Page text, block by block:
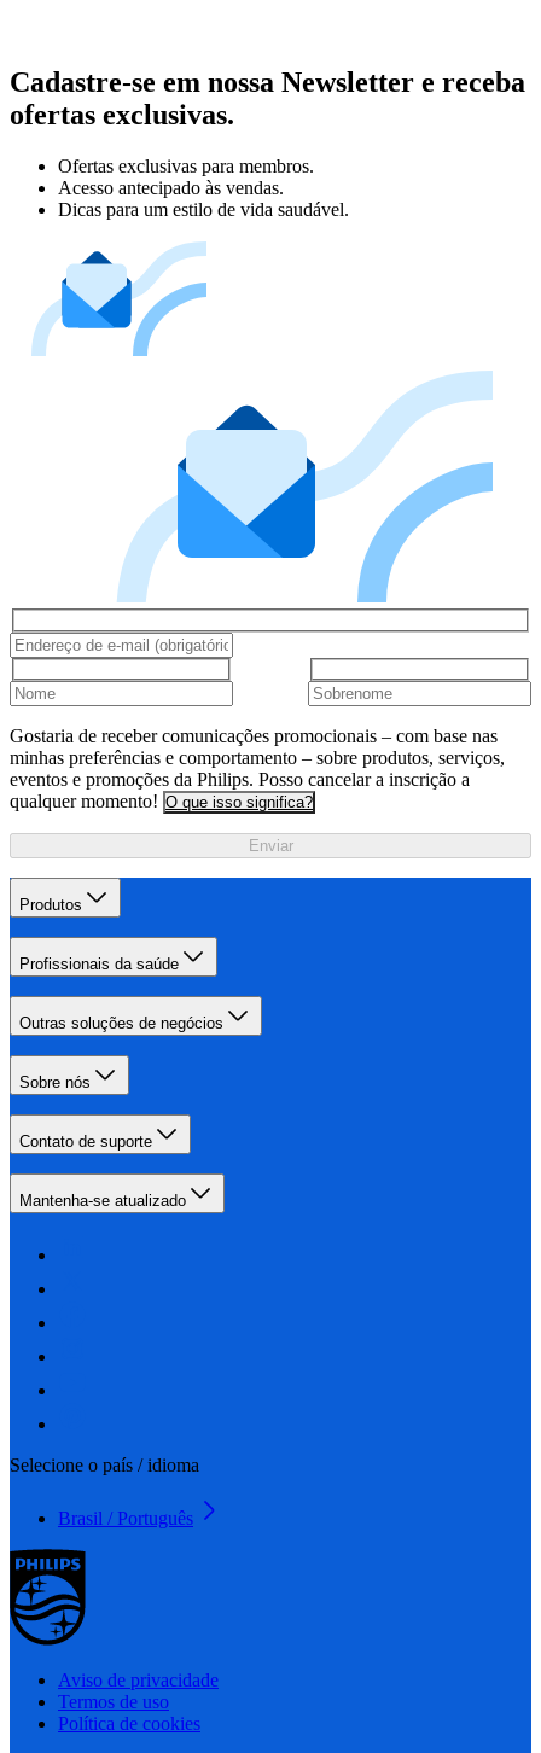
Cadastre-se em nossa Newsletter e receba
ofertas exclusivas.
Ofertas exclusivas para membros.
Acesso antecipado às vendas.
Dicas para um estilo de vida saudável.
Gostaria de receber comunicações promocionais – com base nas
minhas preferências e comportamento – sobre produtos, serviços,
eventos e promoções da Philips. Posso cancelar a inscrição a
qualquer momento! O que isso significa?
Enviar
Produtos
Profissionais da saúde
Outras soluções de negócios
Sobre nós
Contato de suporte
Mantenha-se atualizado
Selecione o país / idioma
Brasil / Português
Aviso de privacidade
Termos de uso
Política de cookies